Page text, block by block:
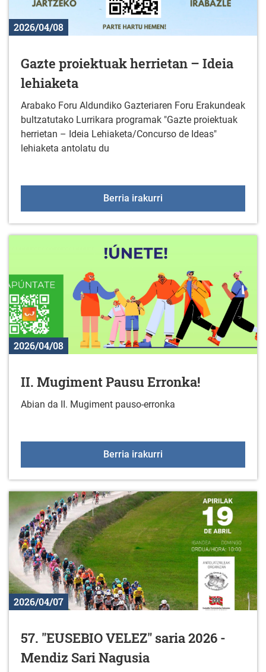
2026/04/08
Gazte proiektuak herrietan – Ideia
lehiaketa
Arabako Foru Aldundiko Gazteriaren Foru Erakundeak
bultzatutako Lurrikara programak "Gazte proiektuak
herrietan – Ideia Lehiaketa/Concurso de Ideas"
lehiaketa antolatu du
Berria irakurri
2026/04/08
II. Mugiment Pausu Erronka!
Abian da II. Mugiment pauso-erronka
Berria irakurri
2026/04/07
57. "EUSEBIO VELEZ" saria 2026 -
Mendiz Sari Nagusia